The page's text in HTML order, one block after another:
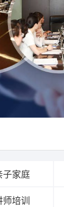
子家庭
师培训